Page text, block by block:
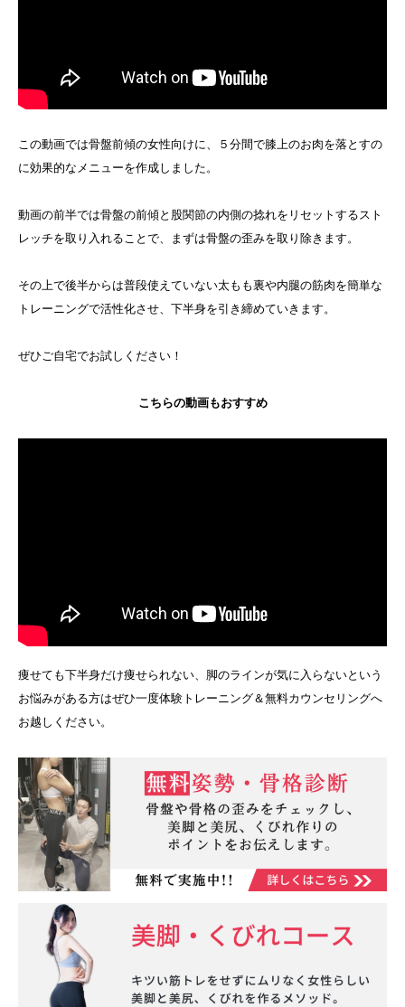
この動画では骨盤前傾の女性向けに、５分間で膝上のお肉を落とすの
に効果的なメニューを作成しました。
動画の前半では骨盤の前傾と股関節の内側の捻れをリセットするスト
レッチを取り入れることで、まずは骨盤の歪みを取り除きます。
その上で後半からは普段使えていない太もも裏や内腿の筋肉を簡単な
トレーニングで活性化させ、下半身を引き締めていきます。
ぜひご自宅でお試しください！
こちらの動画もおすすめ
痩せても下半身だけ痩せられない、脚のラインが気に入らないという
お悩みがある方はぜひ一度体験トレーニング＆無料カウンセリングへ
お越しください。